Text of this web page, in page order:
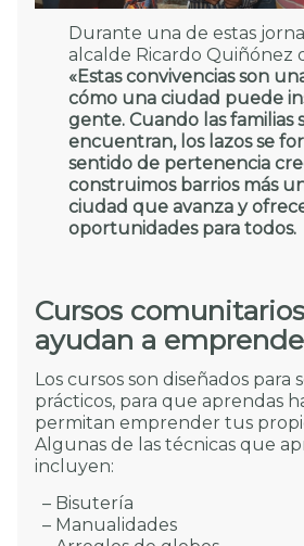
Durante una de estas
alcalde Ricardo Quiñónez
«Estas convivencias son
cómo una ciudad puede
gente. Cuando las familias
encuentran, los lazos se
sentido de pertenencia
construimos barrios más
ciudad que avanza y
oportunidades para todos.
Cursos
ayudan a
Los cursos son diseñados para
prácticos, para que aprendas
permitan emprender tus
Algunas de las técnicas que
incluyen:
– Bisutería
– Manualidades